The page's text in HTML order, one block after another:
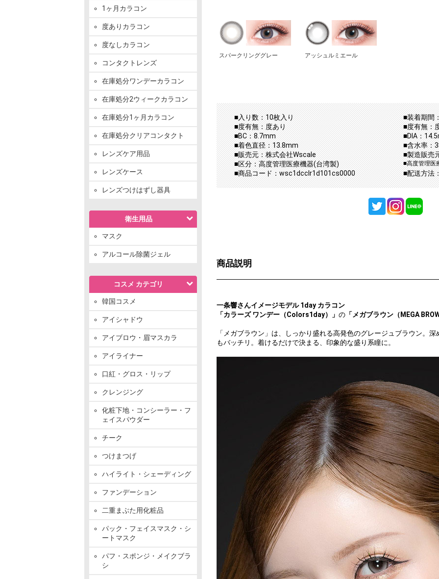
1ヶ月カラコン
度ありカラコン
度なしカラコン
コンタクトレンズ
在庫処分ワンデーカラコン
在庫処分2ウィークカラコン
在庫処分1ヶ月カラコン
在庫処分クリアコンタクト
レンズケア用品
レンズケース
レンズつけはずし器具
衛生用品
マスク
アルコール除菌ジェル
コスメ カテゴリ
韓国コスメ
アイシャドウ
アイブロウ・眉マスカラ
アイライナー
口紅・グロス・リップ
クレンジング
化粧下地・コンシーラー・フ
ェイスパウダー
チーク
つけまつげ
ハイライト・シェーディング
ファンデーション
二重まぶた用化粧品
パック・フェイスマスク・シ
ートマスク
パフ・スポンジ・メイクブラ
シ
スパークリンググレー アッシュルミエール
■入り数：10枚入り
■装着期間
■度有無：度あり
■度有無：
■BC：8.7mm
■DIA：
■着色直径：13.8mm
■含水率：
■販売元：株式会社Wscale
■製造販売
■区分：高度管理医療機器(台湾製)
■高度管理医
■商品コード：wsc1dcclr1d101cs0000 ■配送方法
商品説明
一条響さんイメージモデル 1day カラコン
「カラーズ ワンデー（Colors1day）」 の 「メガブラウン（MEGA
「メガブラウン」は、しっかり盛れる高発色のグレージュブラウン。
もバッチリ。着けるだけで決まる、印象的な盛り系瞳に。